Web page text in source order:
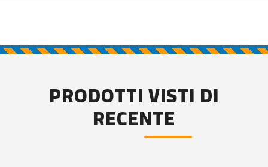
PRODOTTI VISTI DI
RECENTE